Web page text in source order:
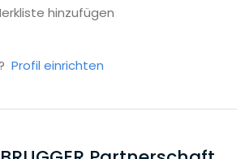
hinzufügen
Profil einrichten